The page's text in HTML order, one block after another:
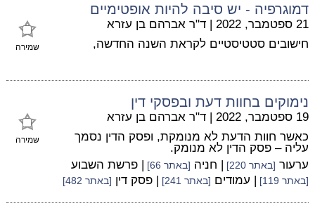
דמוגרפיה - יש סיבה להיות אופטימיים
שמירה
21 ספטמבר, 2022 | ד"ר אברהם בן עזרא
חישובים סטטיסטיים לקראת השנה החדשה,
נימוקים בחוות דעת ובפסקי דין
שמירה
19 ספטמבר, 2022 | ד"ר אברהם בן עזרא
כאשר חוות הדעת לא מנומקת, ופסק הדין נסמך
עליה – פסק הדין לא מנומק.
ערעור [באתר 220] | חניה [באתר 66] | פרשת השבוע
[באתר 119] | עמודים [באתר 241] | פסק דין [באתר 482]